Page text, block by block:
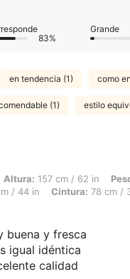
83%
Grande
en tendencia (1) como
(1) estilo
cm / 62 in, Peso: 74 kg /
Altura: 157 cm / 62 in
/ 44 in Cintura: 78 cm /
buena y fresca
igual idéntica
calidad